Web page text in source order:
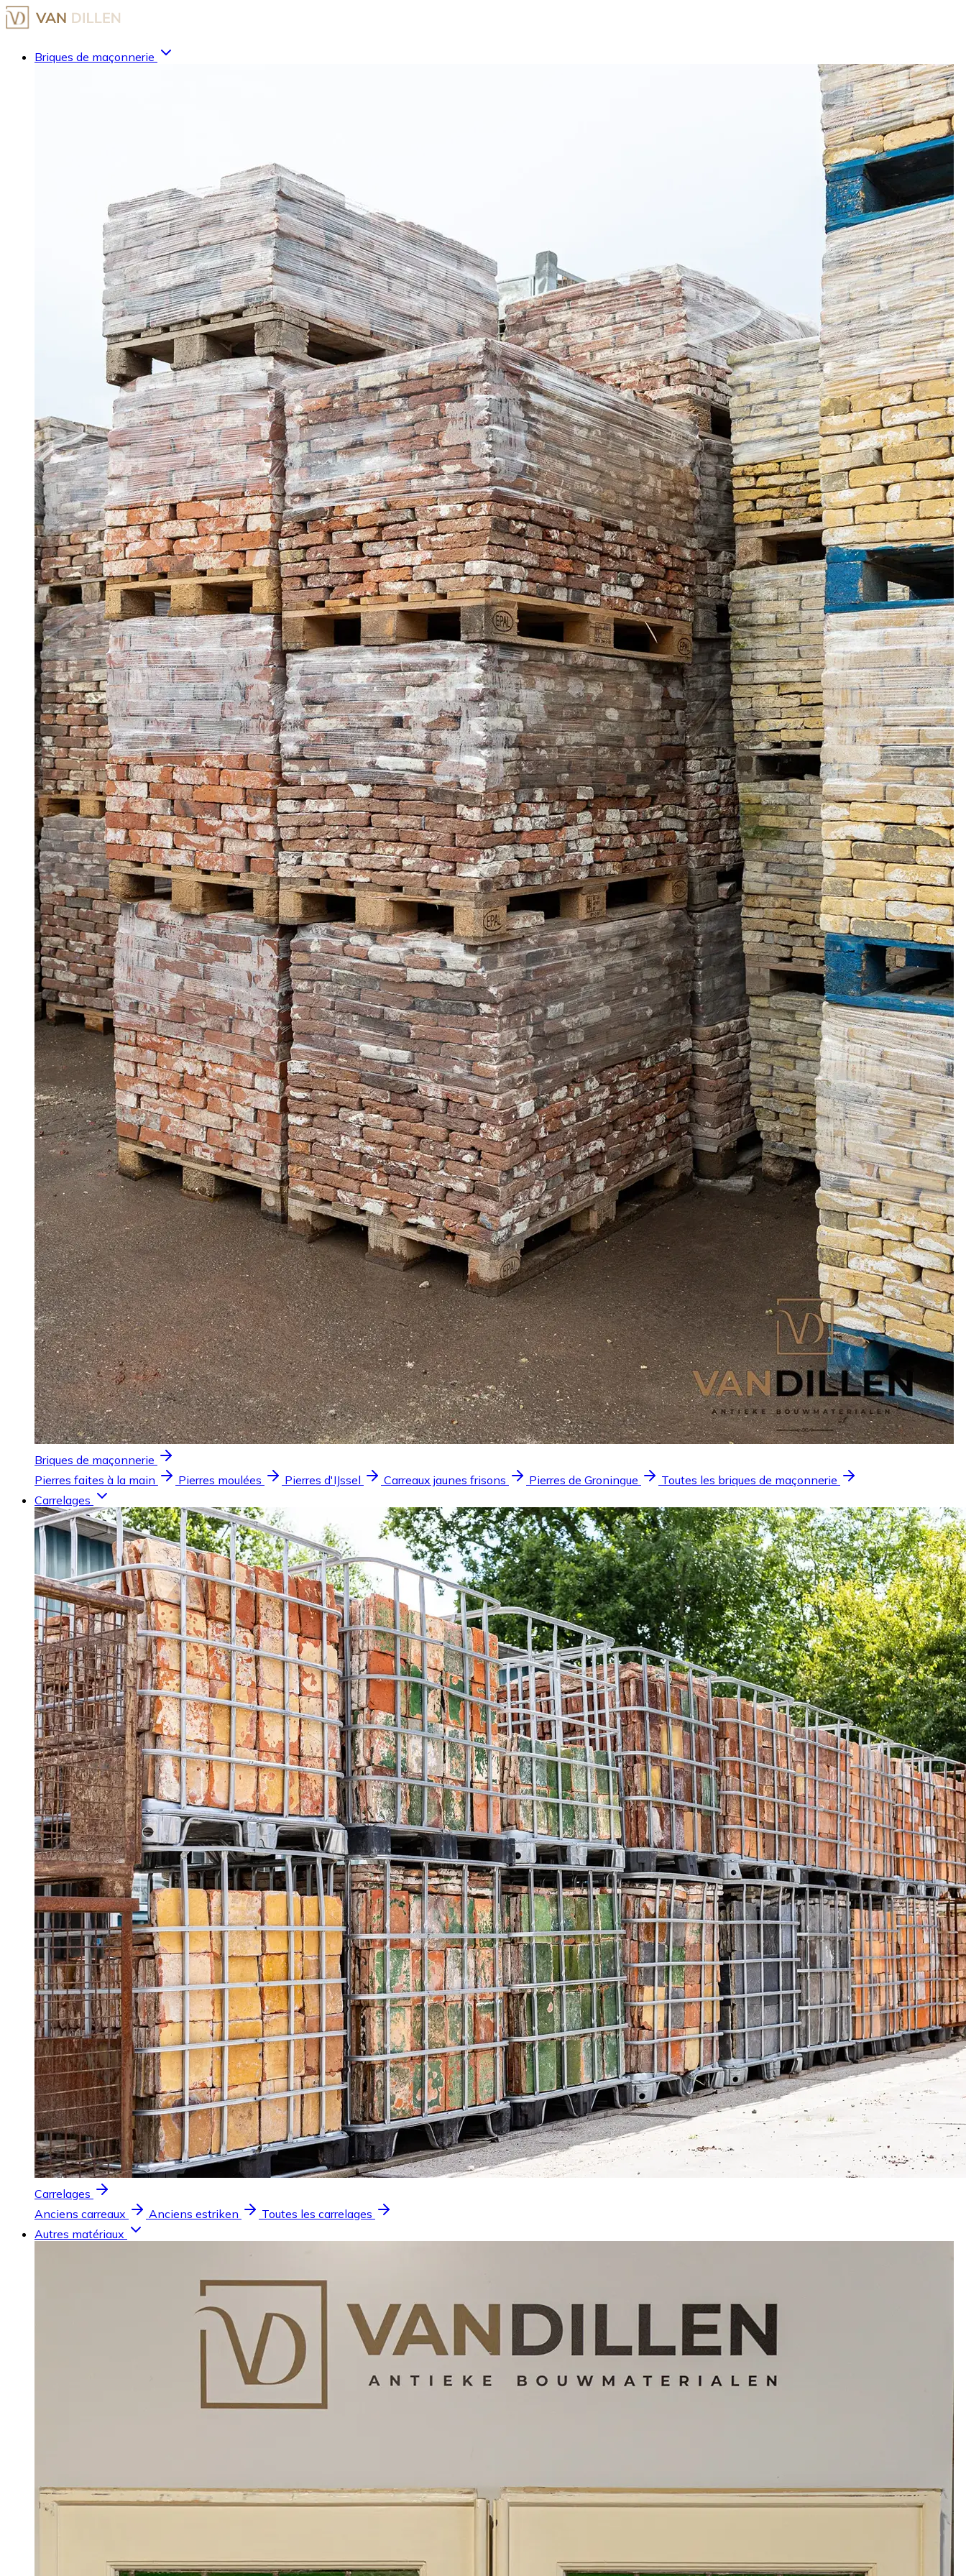
Briques de maçonnerie
Briques de maçonnerie
Pierres faites à la main
Pierres moulées Pierres d'IJssel Carreaux jaunes frisons Pierres de Groningue
Toutes les briques de maçonnerie
Carrelages
Carrelages
Anciens carreaux
Anciens estriken
Toutes les carrelages
Autres matériaux